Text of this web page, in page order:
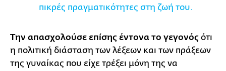
πικρές πραγματικότητες στη ζωή του.
Την απασχολούσε επίσης έντονα το γεγονός ότι
η πολιτική διάσταση των λέξεων και των πράξεων
της γυναίκας που είχε τρέξει μόνη της να